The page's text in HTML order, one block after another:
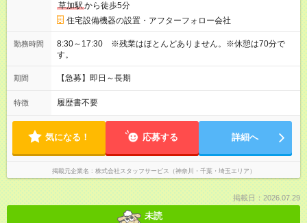
草加駅から徒歩5分
住宅設備機器の設置・アフターフォロー会社
勤務時間
8:30～17:30 ※残業はほとんどありません。※休憩は70分で
す。
期間 【急募】即日～長期
特徴 履歴書不要
気になる！ 応募する 詳細へ
掲載元企業名 株式会社スタッフサービス（神奈川・千葉・埼玉エリア）
掲載日：2026.07.29
未読